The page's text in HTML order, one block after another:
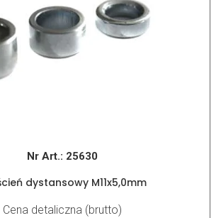
Nr Art.: 25630
dystansowy M11x5,0mm
Cena detaliczna (brutto)